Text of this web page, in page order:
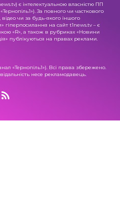
є інтелектуальною власністю ПП
За повного чи часткового
чи за будь-якого іншого
гіперпосилання на сайт t1news.tv – є
«R», а також в рубриках «Новини
публікуються на правах реклами.
«Тернопіль1»). Всі права збережено.
несе рекламодавець.